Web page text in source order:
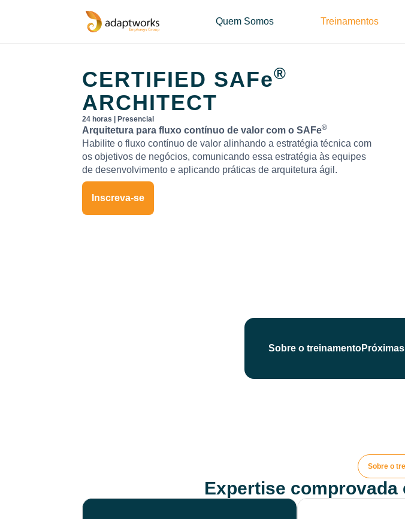
Quem Somos Treinamentos
CERTIFIED SAFe®
ARCHITECT
24 horas | Presencial
Arquitetura para fluxo contínuo de valor com o SAFe®
Habilite o fluxo contínuo de valor alinhando a estratégia técnica com
os objetivos de negócios, comunicando essa estratégia às equipes
de desenvolvimento e aplicando práticas de arquitetura ágil.
Inscreva-se
Sobre o treinamento
Sobre o
Expertise